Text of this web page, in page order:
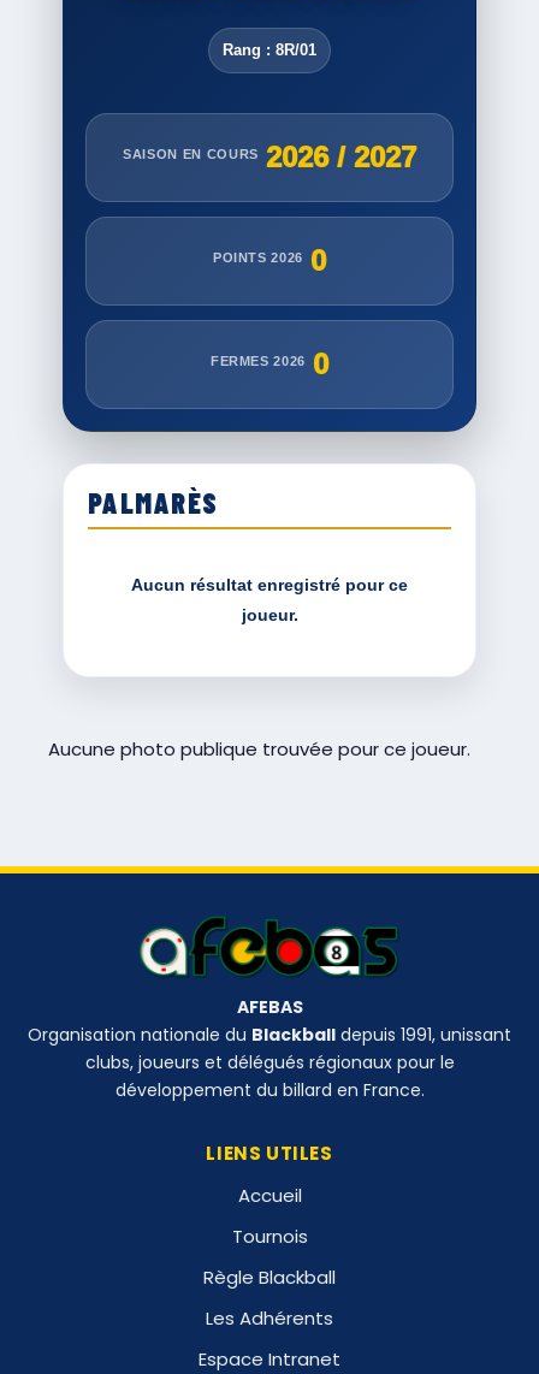
Rang : 8R/01
SAISON EN COURS 2026 / 2027
POINTS 2026 0
FERMES 2026 0
PALMARÈS
Aucun résultat enregistré pour ce
joueur.
Aucune photo publique trouvée pour ce joueur.
AFEBAS
Organisation nationale du Blackball depuis 1991, unissant
clubs, joueurs et délégués régionaux pour le
développement du billard en France.
LIENS UTILES
Accueil
Tournois
Règle Blackball
Les Adhérents
Espace Intranet